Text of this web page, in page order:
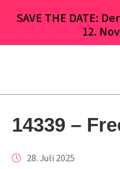
SAVE THE DATE:
12.
14339 –
28. Juli 2025